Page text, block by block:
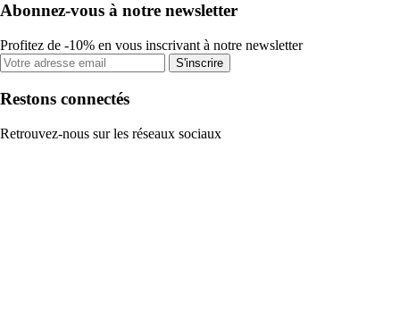
Abonnez-vous à notre newsletter
Profitez de -10% en vous inscrivant à notre newsletter
S'inscrire
Restons connectés
Retrouvez-nous sur les réseaux sociaux